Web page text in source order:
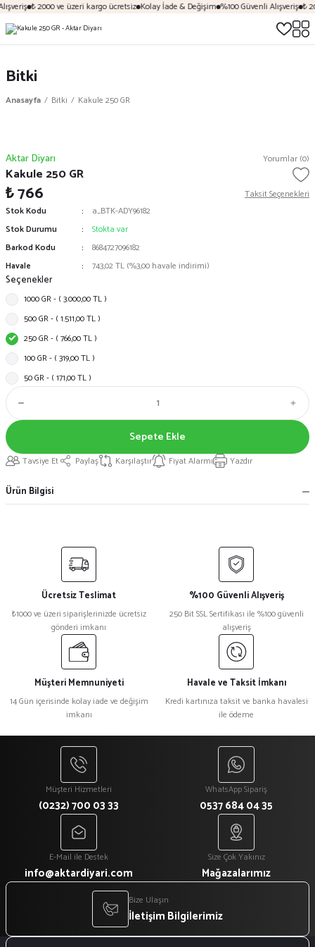
₺ 2000 ve üzeri kargo ücretsiz Kolay İade & Değişim %100 Güvenli Alışveriş ₺
Bitki
Anasayfa Bitki Kakule 250 GR
Aktar Diyarı Yorumlar (0)
Kakule 250 GR
₺ 766
Taksit Seçenekleri
Stok Kodu
a_BTK-ADY96182
Stok Durumu
Stokta var
Barkod Kodu
8684727096182
Havale
743,02 TL (%3,00 havale indirimi)
Seçenekler
1000 GR - ( 3.000,00 TL )
500 GR - ( 1.511,00 TL )
250 GR - ( 766,00 TL )
100 GR - ( 319,00 TL )
50 GR - ( 171,00 TL )
Sepete Ekle
Tavsiye Et Paylaş Karşılaştır Fiyat Alarmı Yazdır
Ürün Bilgisi
Ücretsiz Teslimat
₺1000 ve üzeri siparişlerinizde ücretsiz
gönderi imkanı
%100 Güvenli Alışveriş
250 Bit SSL Sertifikası ile %100 güvenli
alışveriş
Müşteri Memnuniyeti
14 Gün içerisinde kolay iade ve değişim
imkanı
Havale ve Taksit İmkanı
Kredi kartınıza taksit ve banka havalesi
ile ödeme
Müşteri Hizmetleri
(0232) 700 03 33
WhatsApp Sipariş
0537 684 04 35
E-Mail ile Destek
info@aktardiyari.com
Size Çok Yakınız
Mağazalarımız
Bize Ulaşın
İletişim Bilgilerimiz